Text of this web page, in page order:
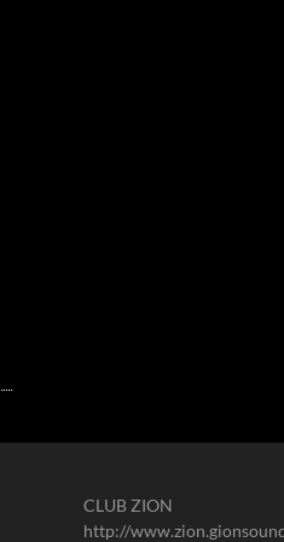
CLUB ZION
http://